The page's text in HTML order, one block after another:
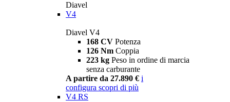
Diavel
V4
Diavel V4
168 CV Potenza
126 Nm Coppia
223 kg Peso in ordine di marcia
senza carburante
A partire da 27.890 € i
configura scopri di più
V4 RS